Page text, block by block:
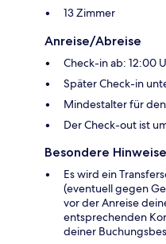
13 Zimmer
Anreise/Abreise
Check-in ab: 12:00
Später Check-in
Mindestalter für
Der Check-out ist
Besondere
Es wird ein
(eventuell gegen
vor der Anreise
entsprechenden
deiner